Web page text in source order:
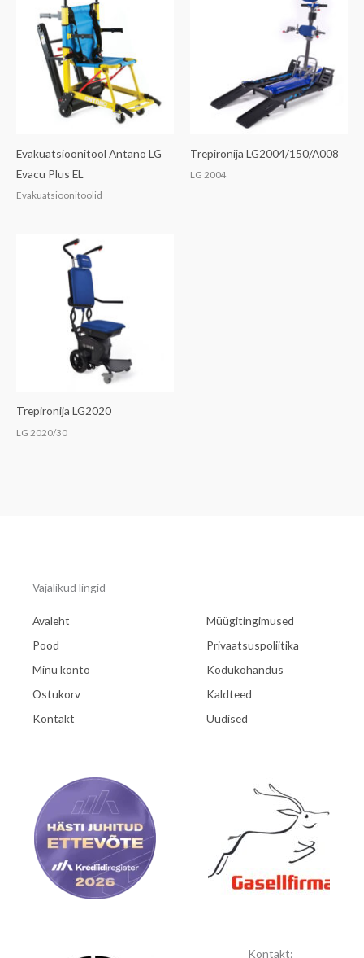
Evakuatsioonitool Antano LG
Evacu Plus EL
Evakuatsioonitoolid
Trepironija LG2004/150/A008
LG 2004
Trepironija LG2020
LG 2020/30
Vajalikud lingid
Avaleht
Pood
Minu konto
Ostukorv
Kontakt
Müügitingimused
Privaatsuspoliitika
Kodukohandus
Kaldteed
Uudised
Kontakt: